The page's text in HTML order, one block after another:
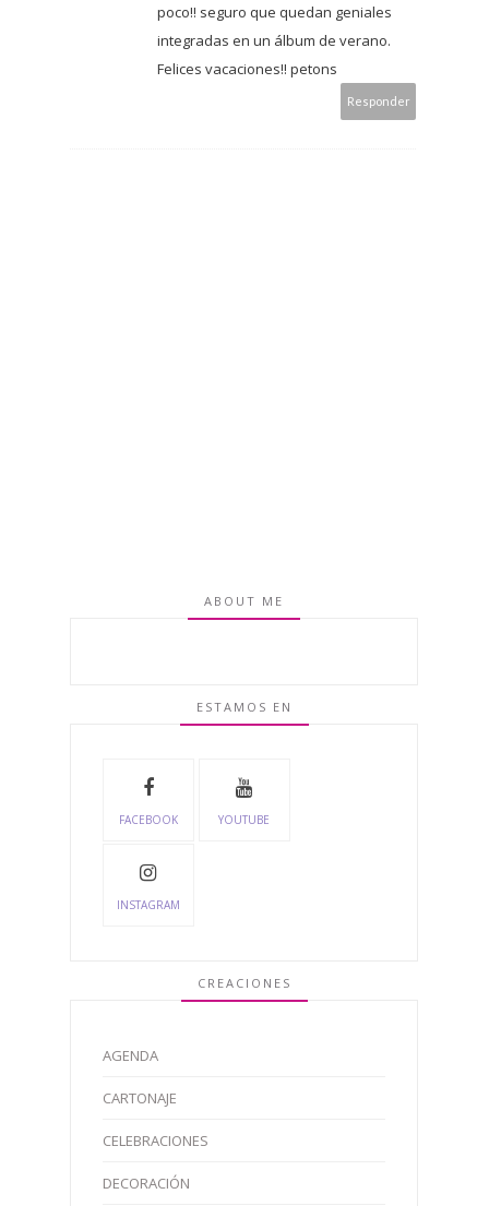
poco!! seguro que quedan geniales
integradas en un álbum de verano.
Felices vacaciones!! petons
Responder
ABOUT ME
ESTAMOS EN
FACEBOOK YOUTUBE
INSTAGRAM
CREACIONES
AGENDA
CARTONAJE
CELEBRACIONES
DECORACIÓN